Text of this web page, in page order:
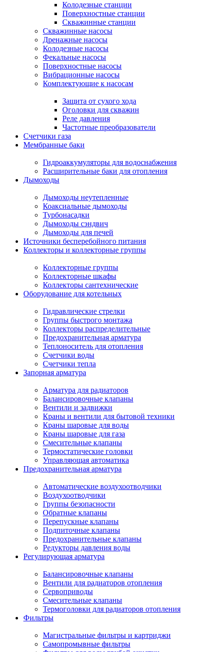
Колодезные станции
Поверхностные станции
Скважинные станции
Скважинные насосы
Дренажные насосы
Колодезные насосы
Фекальные насосы
Поверхностные насосы
Вибрационные насосы
Комплектующие к насосам
Защита от сухого хода
Оголовки для скважин
Реле давления
Частотные преобразователи
Счетчики газа
Мембранные баки
Гидроаккумуляторы для водоснабжения
Расширительные баки для отопления
Дымоходы
Дымоходы неутепленные
Коаксиальные дымоходы
Турбонасадки
Дымоходы сэндвич
Дымоходы для печей
Источники бесперебойного питания
Коллекторы и коллекторные группы
Коллекторные группы
Коллекторные шкафы
Коллекторы сантехнические
Оборудование для котельных
Гидравлические стрелки
Группы быстрого монтажа
Коллекторы распределительные
Предохранительная арматура
Теплоноситель для отопления
Счетчики воды
Счетчики тепла
Запорная арматура
Арматура для радиаторов
Балансировочные клапаны
Вентили и задвижки
Краны и вентили для бытовой техники
Краны шаровые для воды
Краны шаровые для газа
Смесительные клапаны
Термостатические головки
Управляющая автоматика
Предохранительная арматура
Автоматические воздухоотводчики
Воздухоотводчики
Группы безопасности
Обратные клапаны
Перепускные клапаны
Подпиточные клапаны
Предохранительные клапаны
Редукторы давления воды
Регулирующая арматура
Балансировочные клапаны
Вентили для радиаторов отопления
Сервоприводы
Смесительные клапаны
Термоголовки для радиаторов отопления
Фильтры
Магистральные фильтры и картриджи
Самопромывные фильтры